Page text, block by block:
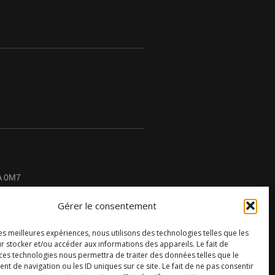
Gérer le consentement
meilleures expériences, nous utilisons des technologies telles que les
stocker et/ou accéder aux informations des appareils. Le fait de
technologies nous permettra de traiter des données telles que le
de navigation ou les ID uniques sur ce site. Le fait de ne pas consentir
0M7
CONTACTEZ-NOUS